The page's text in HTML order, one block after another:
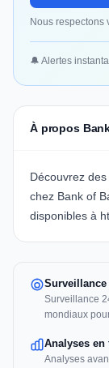
Nous respectons
🔔 Alertes
À propos
Découvrez
chez Bank of
disponibles à
Surveillance
mondiaux
Analyses en
Analyses